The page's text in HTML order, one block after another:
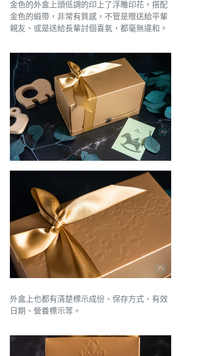
金色的外盒上頭低調的印上了浮雕印花，搭配
金色的緞帶，非常有質感，不管是贈送給平輩
親友、或是送給長輩討個喜氣，都毫無違和。
外盒上也都有清楚標示成份、保存方式、有效
日期、營養標示等。